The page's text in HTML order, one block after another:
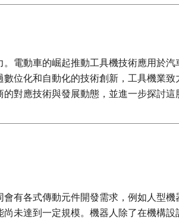
電動車的崛起推動工具機技術應用於汽
位化和自動化的技術創新，工具機業致
對應技術與發展動態，並進一步探討這
有各式傳動元件開發需求，例如人型機
未達到一定規模。機器人除了在機構設